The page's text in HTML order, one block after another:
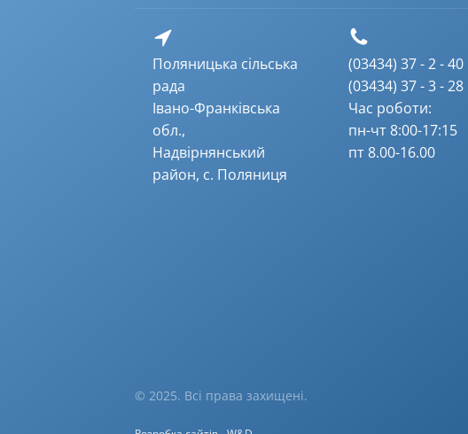
Поляницька сільська
рада
Івано-Франківська
обл.,
Надвірнянський
район, с. Поляниця
(03434) 37 - 2 - 40
(03434) 37 - 3 - 28
Час роботи:
пн-чт 8:00-17:15
пт 8.00-16.00
© 2025. Всі права захищені.